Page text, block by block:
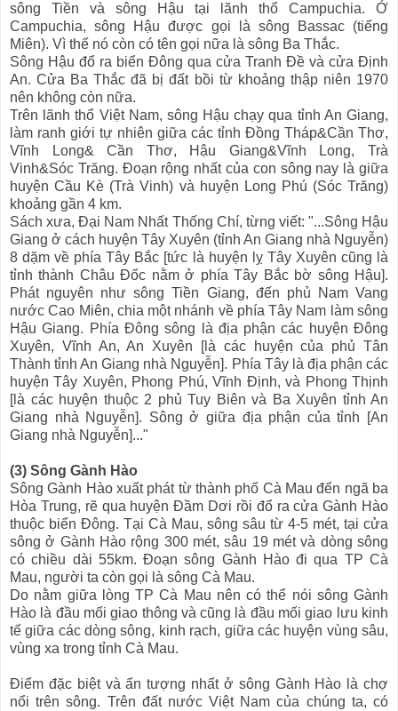
sông Tiền và sông Hậu tại lãnh thổ Campuchia. Ở
Campuchia, sông Hậu được gọi là sông Bassac (tiếng
Miên). Vì thế nó còn có tên gọi nữa là sông Ba Thắc.
Sông Hậu đổ ra biển Đông qua cửa Tranh Đề và cửa Định
An. Cửa Ba Thắc đã bị đất bồi từ khoảng thập niên 1970
nên không còn nữa.
Trên lãnh thổ Việt Nam, sông Hậu chạy qua tỉnh An Giang,
làm ranh giới tự nhiên giữa các tỉnh Đồng Tháp&Cần Thơ,
Vĩnh Long& Cần Thơ, Hậu Giang&Vĩnh Long, Trà
Vinh&Sóc Trăng. Đoạn rộng nhất của con sông nay là giữa
huyện Cầu Kè (Trà Vinh) và huyện Long Phú (Sóc Trăng)
khoảng gần 4 km.
Sách xưa, Đại Nam Nhất Thống Chí, từng viết: "...Sông Hậu
Giang ở cách huyện Tây Xuyên (tỉnh An Giang nhà Nguyễn)
8 dặm về phía Tây Bắc [tức là huyện lỵ Tây Xuyên cũng là
tỉnh thành Châu Đốc nằm ở phía Tây Bắc bờ sông Hậu].
Phát nguyên như sông Tiền Giang, đến phủ Nam Vang
nước Cao Miên, chia một nhánh về phía Tây Nam làm sông
Hậu Giang. Phía Đông sông là địa phận các huyện Đông
Xuyên, Vĩnh An, An Xuyên [là các huyện của phủ Tân
Thành tỉnh An Giang nhà Nguyễn]. Phía Tây là địa phận các
huyện Tây Xuyên, Phong Phú, Vĩnh Định, và Phong Thịnh
[là các huyện thuộc 2 phủ Tuy Biên và Ba Xuyên tỉnh An
Giang nhà Nguyễn]. Sông ở giữa địa phận của tỉnh [An
Giang nhà Nguyễn]..."
(3) Sông Gành Hào
Sông Gành Hào xuất phát từ thành phố Cà Mau đến ngã ba
Hòa Trung, rẽ qua huyện Đầm Dơi rồi đổ ra cửa Gành Hào
thuộc biển Đông. Tại Cà Mau, sông sâu từ 4-5 mét, tại cửa
sông ở Gành Hào rộng 300 mét, sâu 19 mét và dòng sông
có chiều dài 55km. Đoạn sông Gành Hào đi qua TP Cà
Mau, người ta còn gọi là sông Cà Mau.
Do nằm giữa lòng TP Cà Mau nên có thể nói sông Gành
Hào là đầu mối giao thông và cũng là đầu mối giao lưu kinh
tế giữa các dòng sông, kinh rạch, giữa các huyện vùng sâu,
vùng xa trong tỉnh Cà Mau.
Điểm đặc biệt và ấn tượng nhất ở sông Gành Hào là chợ
nổi trên sông. Trên đất nước Việt Nam của chúng ta, có